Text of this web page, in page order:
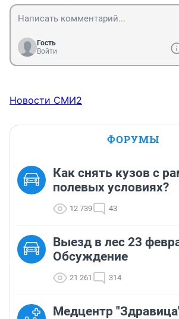
Гость
Войти
Новости СМИ2
ФОРУМЫ
Как снять кузов с
полевых условиях?
12 739 43
Выезд в лес 23
Обсуждение
21 261 314
Медцентр